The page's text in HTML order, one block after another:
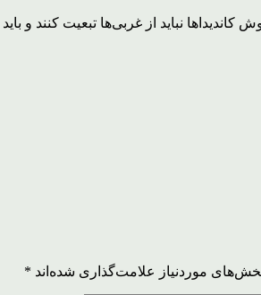
نباید از غربی‌ها تبعیت کنند و
موردنیاز علامت‌گذاری شده‌اند *